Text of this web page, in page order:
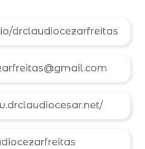
drclaudiocezarfreitas